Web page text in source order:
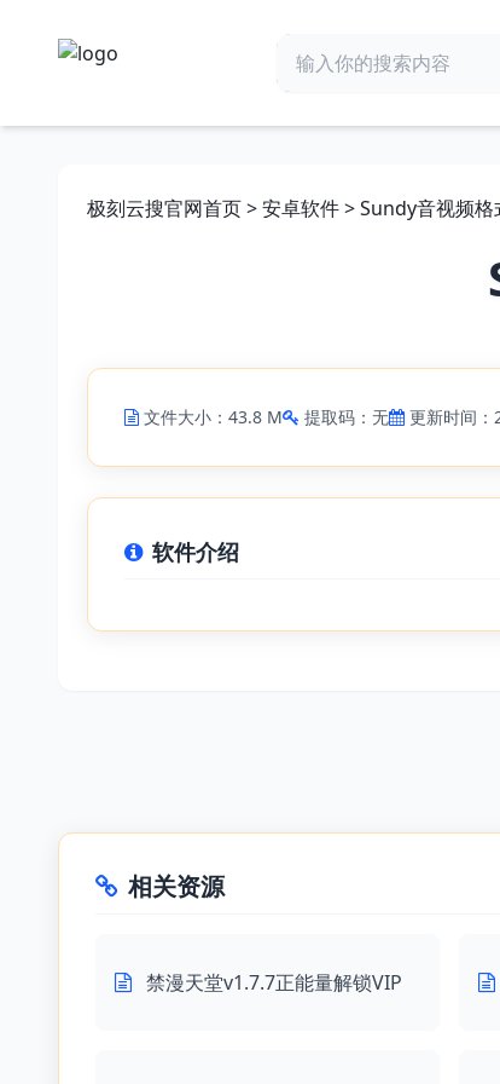
极刻云搜官网首页>安卓软件> Sundy音视频格
文件大小：43.8 M 提取码：无 更新时间
软件介绍
相关资源
禁漫天堂v1.7.7正能量解锁VIP